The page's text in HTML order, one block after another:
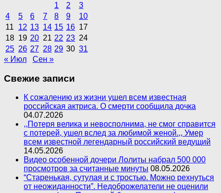
1
2
3
4
5 6 7 8 9
10
11
12 13 14 15 16 17
18 19 20 21 22 23 24
25 26 27 28 29 30 31
« Июл
Сен »
Свежие записи
К сожалению из жизни ушел всем известная
российская актриса. О смерти сообщила дочка
04.07.2026
,,Потеря велика и невосполнима, не смог справится
с потерей, ушел вслед за любимой женой.,, Умер
всем известной легендарный российский ведущий
14.05.2026
Видео особенной дочери Лолиты набрал 500 000
просмотров за считанные минуты 08.05.2026
“Старенькая, сутулая и с тростью. Можно рехнуться
от неожиданности”. Недоброжелатели не оценили